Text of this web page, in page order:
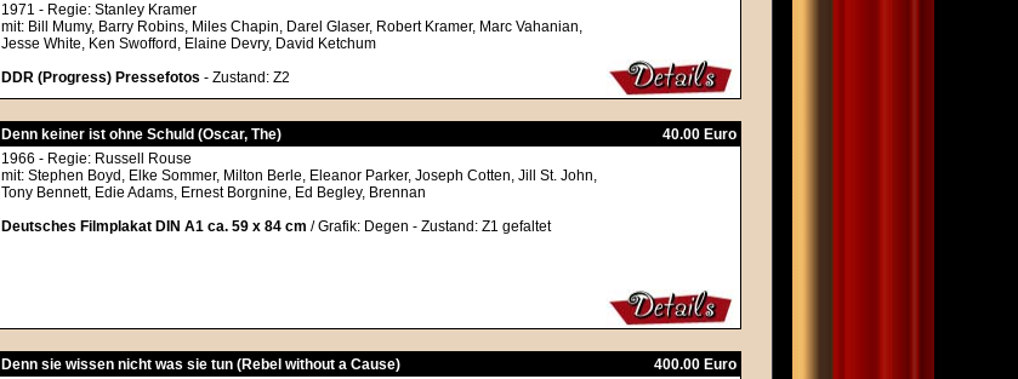
1971 - Regie: Stanley Kramer
mit: Bill Mumy, Barry Robins, Miles Chapin, Darel Glaser, Robert Kramer, Marc Vahanian,
Jesse White, Ken Swofford, Elaine Devry, David Ketchum
DDR (Progress) Pressefotos - Zustand: Z2
Denn keiner ist ohne Schuld (Oscar, The)
40.00 Euro
1966 - Regie: Russell Rouse
mit: Stephen Boyd, Elke Sommer, Milton Berle, Eleanor Parker, Joseph Cotten, Jill St. John,
Tony Bennett, Edie Adams, Ernest Borgnine, Ed Begley, Brennan
Deutsches Filmplakat DIN A1 ca. 59 x 84 cm / Grafik: Degen - Zustand: Z1 gefaltet
Denn sie wissen nicht was sie tun (Rebel without a Cause)
400.00 Euro